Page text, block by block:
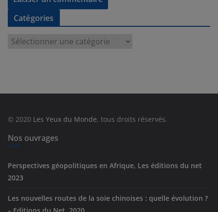
Catégories
e
© 2020 Les Yeux du Monde, tous droits réservés.
Nos ouvrages
Perspectives géopolitiques en Afrique, Les éditions du net
2023
Les nouvelles routes de la soie chinoises : quelle évolution ?